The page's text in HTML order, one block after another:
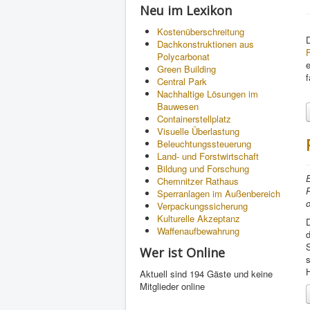
Neu im Lexikon
Kostenüberschreitung
Dachkonstruktionen aus
Polycarbonat
Green Building
Central Park
Nachhaltige Lösungen im
Bauwesen
Containerstellplatz
Visuelle Überlastung
Beleuchtungssteuerung
Land- und Forstwirtschaft
Bildung und Forschung
Chemnitzer Rathaus
Sperranlagen im Außenbereich
Verpackungssicherung
Kulturelle Akzeptanz
Waffenaufbewahrung
Wer ist Online
Aktuell sind 194 Gäste und keine
Mitglieder online